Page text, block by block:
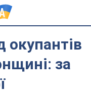
окупантів
за